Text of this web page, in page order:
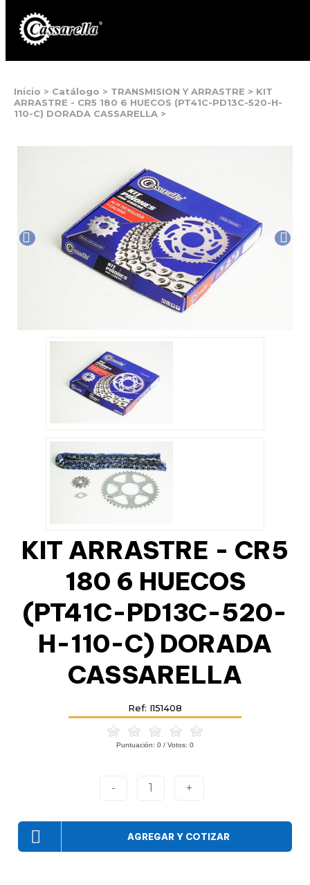
Inicio > Catálogo > TRANSMISION Y ARRASTRE > KIT
ARRASTRE - CR5 180 6 HUECOS (PT41C-PD13C-520-H-
110-C) DORADA CASSARELLA >
KIT ARRASTRE - CR5
180 6 HUECOS
(PT41C-PD13C-520-
H-110-C) DORADA
CASSARELLA
Ref: I151408
Puntuación: 0 / Votos: 0
- 1 +
AGREGAR Y COTIZAR